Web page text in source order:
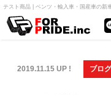
テスト商品 | ベンツ・輸入車・国産車の
2019.11.15 UP ! ブログ